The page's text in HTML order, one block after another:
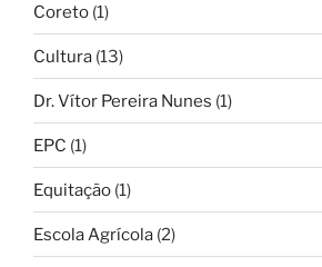
Coreto (1)
Cultura (13)
Dr. Vítor Pereira Nunes (1)
EPC (1)
Equitação (1)
Escola Agrícola (2)